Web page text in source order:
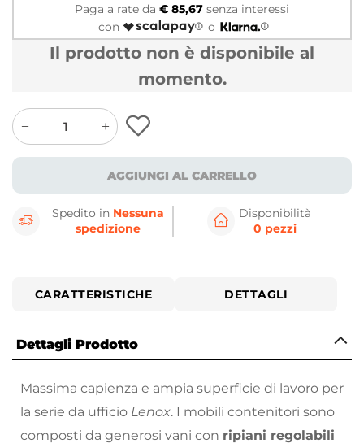
Paga a rate da € 85,67 senza interessi
con
o
Il prodotto non è disponibile al
momento.
quantity
button
quantity
minus
button
AGGIUNGI AL CARRELLO
Spedito in Nessuna
spedizione
Disponibilità
0 pezzi
CARATTERISTICHE DETTAGLI
Dettagli Prodotto
Massima capienza e ampia superficie di lavoro per
la serie da ufficio Lenox. I mobili contenitori sono
composti da generosi vani con ripiani regolabili